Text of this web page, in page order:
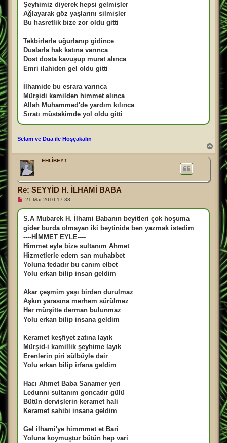
Şeyhimiz diyerek hepsi gelmişler
Ağlayarak göz yaşlarını silmişler
Bu hasretlik bize zor oldu gitti
Tekbirlerle uğurlanıp gidince
Dualarla hak katına varınca
Dost dosta kavuşup murat alınca
Emri ilahiden gel oldu gitti
İlhamide bu esrara varınca
Mürşidi kamilden himmet alınca
Allah Muhammed'de yardım kılınca
Sıratı müstakimde yol oldu gitti
Selam ve Dua ile Hoşçakalın
a
EHLİBEYT
Re: SEYYİD H. İLHAMİ BABA
O
n
a
ş
m
s
a
21 Mar 2010 17:38
S.A Mubarek H. İlhami Babanın beyitleri çok hoşuma
gider burda olmayan iki beytinide ben yazmak istedim
----HİMMET EYLE----
Himmet eyle bize sultanım Ahmet
Hizmetlerle edem san muhabbet
Yoluna fedadır bu canım elbet
Yolu erkan bilip insan geldim
Akar çeşmim yaşı birden durulmaz
Aşkın yarasına merhem sürülmez
Her mürşitte derman bulunmaz
Yolu erkan bilip insana geldim
Keramet keşfiyet zatına layık
Mürşid-i kamillik şeyhime layık
Erenlerin piri sülbüyle dair
Yolu erkan bilip irfana geldim
Hacı Ahmet Baba Sanamer yeri
Ledunni sultanım goncadır gülü
Bütün dervişlerin keramet hali
Keramet sahibi insana geldim
Gel ilhami'ye himmmet et Bari
Yoluna koymuştur bütün hep vari